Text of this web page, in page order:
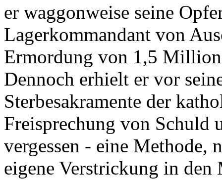
er waggonweise seine
Lagerkommandant von
Ermordung von 1,5
Dennoch erhielt er vor
Sterbesakramente der
Freisprechung von Schuld
vergessen - eine Methode,
eigene Verstrickung in den